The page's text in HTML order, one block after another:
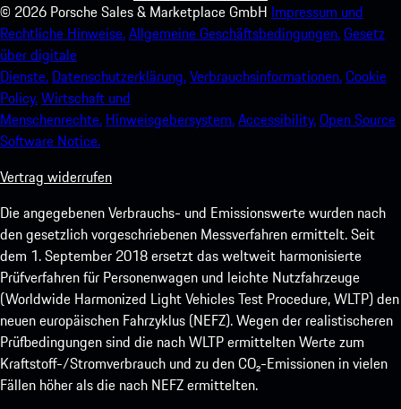
© 2026 Porsche Sales & Marketplace GmbH Impressum und
Rechtliche Hinweise.Allgemeine Geschäftsbedingungen.Gesetz
über digitale
Dienste. Datenschutzerklärung.Verbrauchsinformationen.Cookie
Policy.Wirtschaft und
Menschenrechte. Hinweisgebersystem.Accessibility.Open Source
Software Notice.
Vertrag widerrufen
Die angegebenen Verbrauchs- und Emissionswerte wurden nach
den gesetzlich vorgeschriebenen Messverfahren ermittelt. Seit
dem 1. September 2018 ersetzt das weltweit harmonisierte
Prüfverfahren für Personenwagen und leichte Nutzfahrzeuge
(Worldwide Harmonized Light Vehicles Test Procedure, WLTP) den
neuen europäischen Fahrzyklus (NEFZ). Wegen der realistischeren
Prüfbedingungen sind die nach WLTP ermittelten Werte zum
Kraftstoff-/Stromverbrauch und zu den CO₂-Emissionen in vielen
Fällen höher als die nach NEFZ ermittelten.